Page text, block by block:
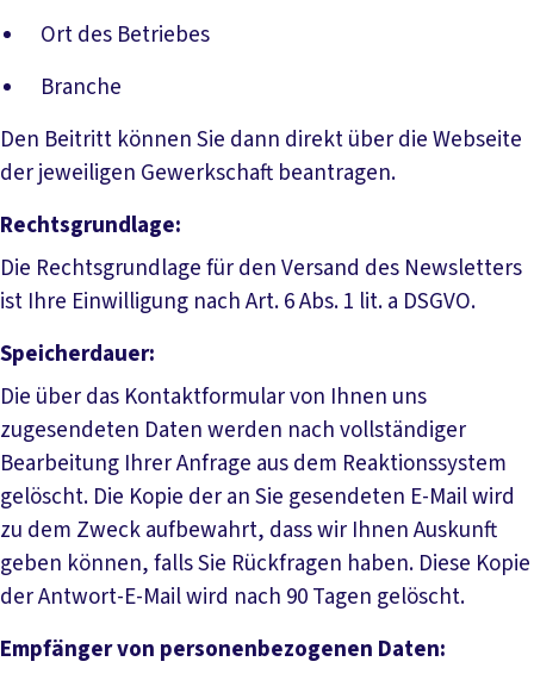
Ort des Betriebes
Branche
Den Beitritt können Sie dann direkt über die Webseite
der jeweiligen Gewerkschaft beantragen.
Rechtsgrundlage:
Die Rechtsgrundlage für den Versand des Newsletters
ist Ihre Einwilligung nach Art. 6 Abs. 1 lit. a DSGVO.
Speicherdauer:
Die über das Kontaktformular von Ihnen uns
zugesendeten Daten werden nach vollständiger
Bearbeitung Ihrer Anfrage aus dem Reaktionssystem
gelöscht. Die Kopie der an Sie gesendeten E-Mail wird
zu dem Zweck aufbewahrt, dass wir Ihnen Auskunft
geben können, falls Sie Rückfragen haben. Diese Kopie
der Antwort-E-Mail wird nach 90 Tagen gelöscht.
Empfänger von personenbezogenen Daten: